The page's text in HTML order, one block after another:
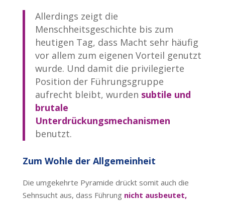
Allerdings zeigt die
Menschheitsgeschichte bis zum
heutigen Tag, dass Macht sehr häufig
vor allem zum eigenen Vorteil genutzt
wurde. Und damit die privilegierte
Position der Führungsgruppe
aufrecht bleibt, wurden subtile und
brutale
Unterdrückungsmechanismen
benutzt.
Zum Wohle der Allgemeinheit
Die umgekehrte Pyramide drückt somit auch die
Sehnsucht aus, dass Führung nicht ausbeutet,